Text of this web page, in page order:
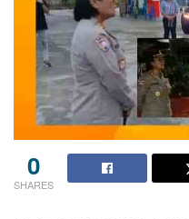
0
SHARES